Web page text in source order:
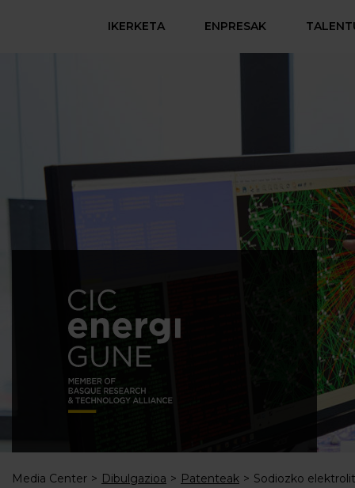
IKERKETA ENPRESAK
Media Center Dibulgazioa Patenteak Sodiozko